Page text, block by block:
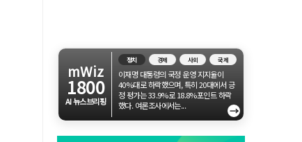
mWiz
1800
AI 뉴스브리핑
정치 경제 사회 국제
이재명 대통령의 국정 운영 지지율이
40%대로 하락했으며, 특히 20대에서 긍
정 평가는 33.9%로 18.8%포인트 하락
했다. 여론조사에서는...
→